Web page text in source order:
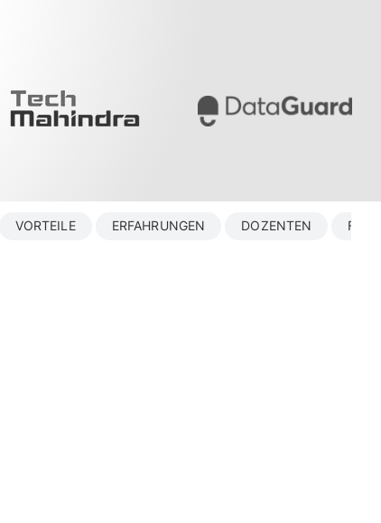
VORTEILE ERFAHRUNGEN DOZENTEN FAQ